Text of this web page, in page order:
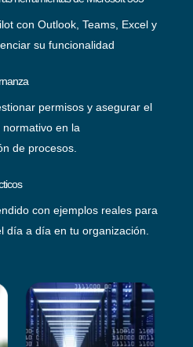
con Outlook, Teams, Excel y
su funcionalidad
permisos y asegurar el
en la
de procesos.
con ejemplos reales para
día a día en tu organización.